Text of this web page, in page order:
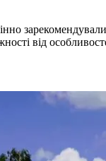
від